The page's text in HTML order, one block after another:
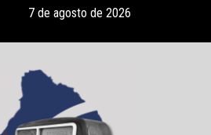
“A Bela e a Fera” na 16ª “Diversão
7 de agosto de 2026